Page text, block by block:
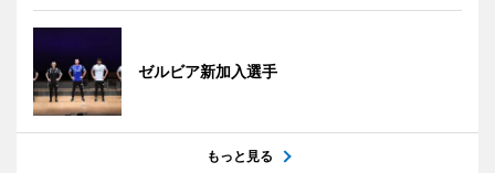
ゼルビア新加入選手
もっと見る